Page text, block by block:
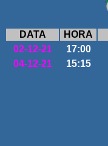
DATA HORA
02-12-21
17:00
04-12-21
15:15